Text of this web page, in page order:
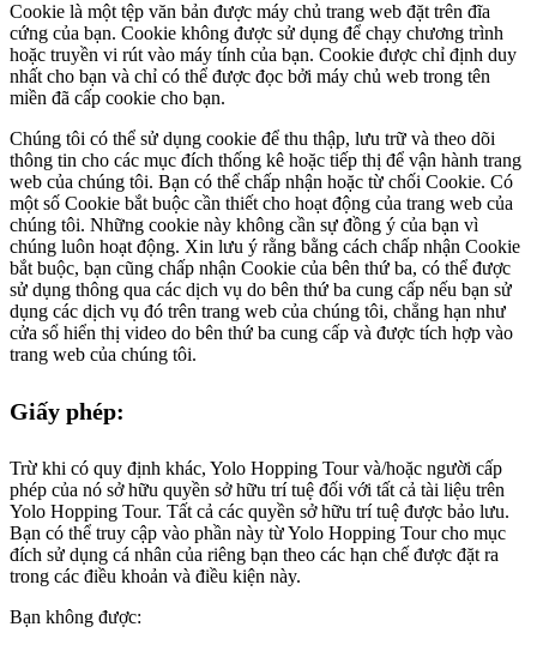
Cookie là một tệp văn bản được máy chủ trang web đặt trên đĩa
cứng của bạn. Cookie không được sử dụng để chạy chương trình
hoặc truyền vi rút vào máy tính của bạn. Cookie được chỉ định duy
nhất cho bạn và chỉ có thể được đọc bởi máy chủ web trong tên
miền đã cấp cookie cho bạn.
Chúng tôi có thể sử dụng cookie để thu thập, lưu trữ và theo dõi
thông tin cho các mục đích thống kê hoặc tiếp thị để vận hành trang
web của chúng tôi. Bạn có thể chấp nhận hoặc từ chối Cookie. Có
một số Cookie bắt buộc cần thiết cho hoạt động của trang web của
chúng tôi. Những cookie này không cần sự đồng ý của bạn vì
chúng luôn hoạt động. Xin lưu ý rằng bằng cách chấp nhận Cookie
bắt buộc, bạn cũng chấp nhận Cookie của bên thứ ba, có thể được
sử dụng thông qua các dịch vụ do bên thứ ba cung cấp nếu bạn sử
dụng các dịch vụ đó trên trang web của chúng tôi, chẳng hạn như
cửa sổ hiển thị video do bên thứ ba cung cấp và được tích hợp vào
trang web của chúng tôi.
Giấy phép:
Trừ khi có quy định khác, Yolo Hopping Tour và/hoặc người cấp
phép của nó sở hữu quyền sở hữu trí tuệ đối với tất cả tài liệu trên
Yolo Hopping Tour. Tất cả các quyền sở hữu trí tuệ được bảo lưu.
Bạn có thể truy cập vào phần này từ Yolo Hopping Tour cho mục
đích sử dụng cá nhân của riêng bạn theo các hạn chế được đặt ra
trong các điều khoản và điều kiện này.
Bạn không được: